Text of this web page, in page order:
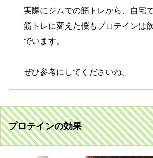
実際にジムでの筋トレから、自宅
筋トレに変えた僕もプロテインは
でいます。
ぜひ参考にしてくださいね。
プロテインの効果